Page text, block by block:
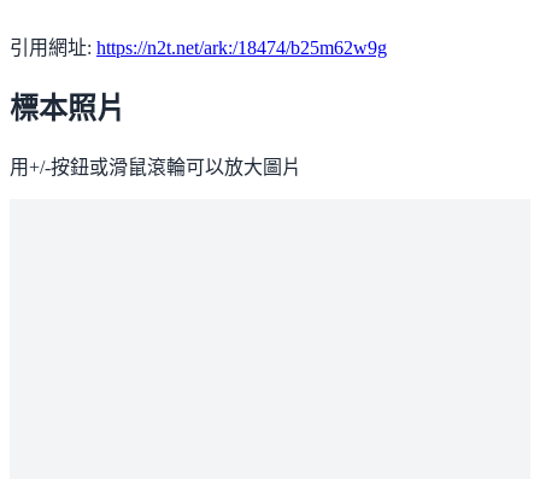
引用網址: https://n2t.net/ark:/18474/b25m62w9g
標本照片
用+/-按鈕或滑鼠滾輪可以放大圖片